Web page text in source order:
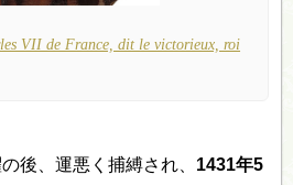
VII de France, dit le victorieux, roi
後、運悪く捕縛され、 1431年5